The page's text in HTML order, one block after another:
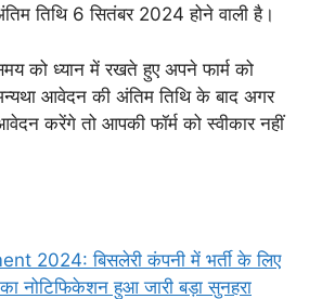
तिथि 6 सितंबर 2024 होने वाली है।
को ध्यान में रखते हुए अपने फार्म को
आवेदन की अंतिम तिथि के बाद अगर
करेंगे तो आपकी फॉर्म को स्वीकार नहीं
2024: बिसलेरी कंपनी में भर्ती के लिए
का नोटिफिकेशन हुआ जारी बड़ा सुनहरा